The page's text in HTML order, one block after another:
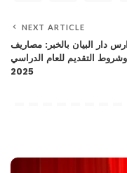
NEXT ARTICLE
دار البيان بالخبر: مصاريف
وشروط التقديم للعام الدراسي
2025